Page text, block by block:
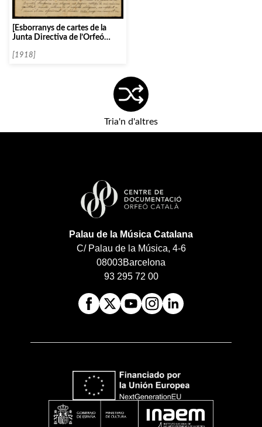
[Esborranys de cartes de la
Junta Directiva de l’Orfeó
Lamote de Grignon]
[1918]
Tria'n d'altres
Palau de la Música Catalana
C/ Palau de la Música, 4-6
08003Barcelona
93 295 72 00